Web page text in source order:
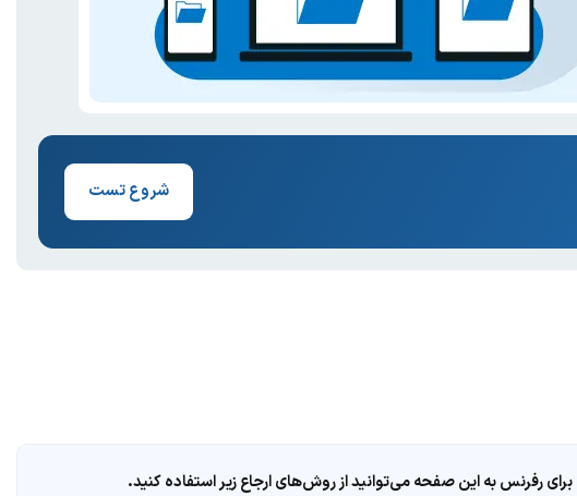
شروع تست
رفرنس به این صفحه می‌توانید از روش‌های ارجاع زیر استفاده کنید.